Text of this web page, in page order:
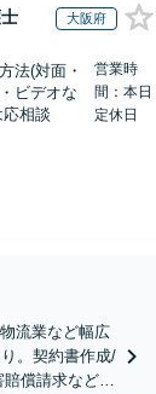
大阪府
法(対面・
ビデオな
応相談
営業時
間：本日
定休日
流業など幅広
。契約書作成/
償請求など。